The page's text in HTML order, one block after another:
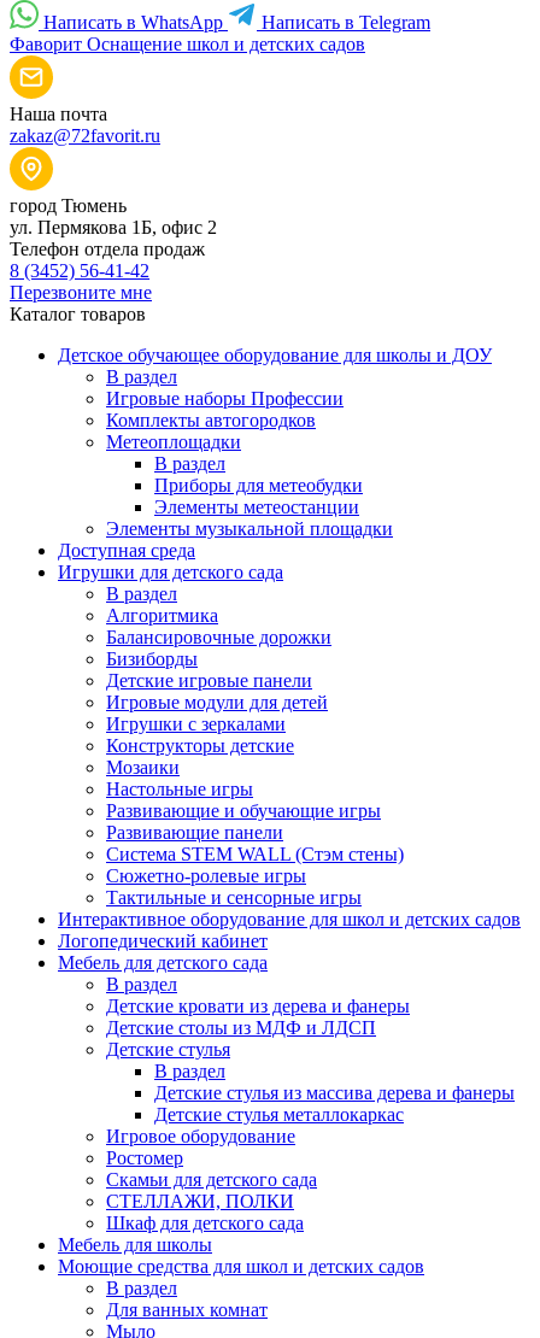
Написать в WhatsApp
Написать в Telegram
Фаворит Оснащение школ и детских садов
Наша почта
zakaz@72favorit.ru
город Тюмень
ул. Пермякова 1Б, офис 2
Телефон отдела продаж
8 (3452) 56-41-42
Перезвоните мне
Каталог товаров
Детское обучающее оборудование для школы и ДОУ
В раздел
Игровые наборы Профессии
Комплекты автогородков
Метеоплощадки
В раздел
Приборы для метеобудки
Элементы метеостанции
Элементы музыкальной площадки
Доступная среда
Игрушки для детского сада
В раздел
Алгоритмика
Балансировочные дорожки
Бизиборды
Детские игровые панели
Игровые модули для детей
Игрушки с зеркалами
Конструкторы детские
Мозаики
Настольные игры
Развивающие и обучающие игры
Развивающие панели
Система STEM WALL (Cтэм стены)
Сюжетно-ролевые игры
Тактильные и сенсорные игры
Интерактивное оборудование для школ и детских садов
Логопедический кабинет
Мебель для детского сада
В раздел
Детские кровати из дерева и фанеры
Детские столы из МДФ и ЛДСП
Детские стулья
В раздел
Детские стулья из массива дерева и фанеры
Детские стулья металлокаркас
Игровое оборудование
Ростомер
Скамьи для детского сада
СТЕЛЛАЖИ, ПОЛКИ
Шкаф для детского сада
Мебель для школы
Моющие средства для школ и детских садов
В раздел
Для ванных комнат
Мыло